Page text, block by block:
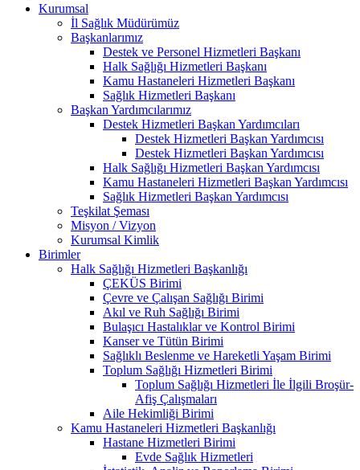
Kurumsal
İl Sağlık Müdürümüz
Başkanlarımız
Destek ve Personel Hizmetleri Başkanı
Halk Sağlığı Hizmetleri Başkanı
Kamu Hastaneleri Hizmetleri Başkanı
Sağlık Hizmetleri Başkanı
Başkan Yardımcılarımız
Destek Hizmetleri Başkan Yardımcıları
Destek Hizmetleri Başkan Yardımcısı
Destek Hizmetleri Başkan Yardımcısı
Halk Sağlığı Hizmetleri Başkan Yardımcısı
Kamu Hastaneleri Hizmetleri Başkan Yardımcısı
Sağlık Hizmetleri Başkan Yardımcısı
Teşkilat Şeması
Misyon / Vizyon
Kurumsal Kimlik
Birimler
Halk Sağlığı Hizmetleri Başkanlığı
ÇEKÜS Birimi
Çevre ve Çalışan Sağlığı Birimi
Akıl ve Ruh Sağlığı Birimi
Bulaşıcı Hastalıklar ve Kontrol Birimi
Kanser ve Tütün Birimi
Sağlıklı Beslenme ve Hareketli Yaşam Birimi
Toplum Sağlığı Hizmetleri Birimi
Toplum Sağlığı Hizmetleri İle İlgili Broşür-
Afiş Çalışmaları
Aile Hekimliği Birimi
Kamu Hastaneleri Hizmetleri Başkanlığı
Hastane Hizmetleri Birimi
Evde Sağlık Hizmetleri